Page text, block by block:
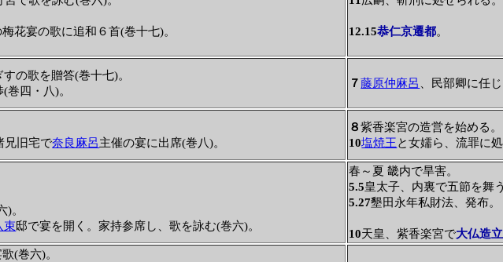
梅花宴の歌に追和６首(巻十七)。 12.15恭仁京遷都。
の歌を贈答(巻十七)。
巻四・八)。
７藤原仲麻呂 、民部卿に任
兄旧宅で奈良麻呂主催の宴に出席(巻八)。
８紫香楽宮の造営を始める。
10塩焼王と女嬬ら、流罪に処
)。
束邸で宴を開く。家持参席し、歌を詠む(巻六)。
春～夏 畿内で旱害。
5.5皇太子、内裏で五節を舞
5.27墾田永年私財法、発布。
10天皇、紫香楽宮で大仏造
(巻六)。